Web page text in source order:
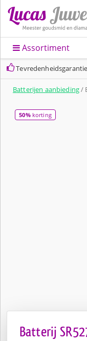
Assortiment
Tevredenheidsgarantie
Batterijen aanbieding/
50%korting
Batterij